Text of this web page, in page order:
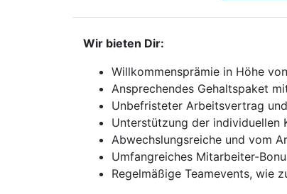
Wir bieten Dir:
Willkommensprämie in Höhe
Ansprechendes Gehaltspaket
Unbefristeter Arbeitsvertrag
Unterstützung der individuellen
Abwechslungsreiche und vom
Umfangreiches Mitarbeiter-
Regelmäßige Teamevents, wie